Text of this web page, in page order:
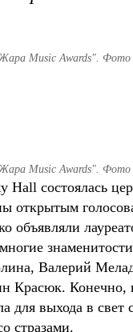
Music Awards".
Music Awards".
Hall состоялась
открытым
объявляли
Валерий
Красюк.
для выхода в
стразами.